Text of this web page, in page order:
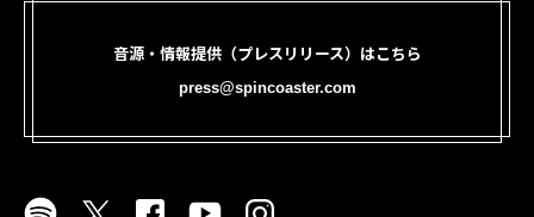
音源・情報提供（プレスリリース）はこちら
press@spincoaster.com